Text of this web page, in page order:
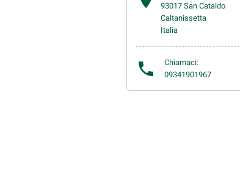
93017 San Cataldo
Caltanissetta
Italia

Chiamaci:
09341901967